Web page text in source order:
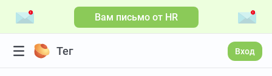
Вам письмо от HR
Тег Вход
Больше видео